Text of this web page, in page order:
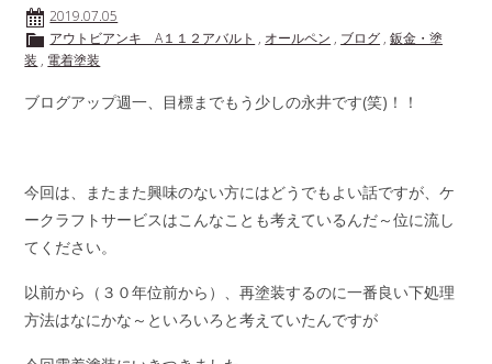
2019.07.05
アウトビアンキ A１１２アバルト , オールペン , ブログ ,鈑金・塗
装 , 電着塗装
ブログアップ週一、目標までもう少しの永井です(笑)！！
今回は、またまた興味のない方にはどうでもよい話ですが、ケ
ークラフトサービスはこんなことも考えているんだ～位に流し
てください。
以前から（３０年位前から）、再塗装するのに一番良い下処理
方法はなにかな～といろいろと考えていたんですが